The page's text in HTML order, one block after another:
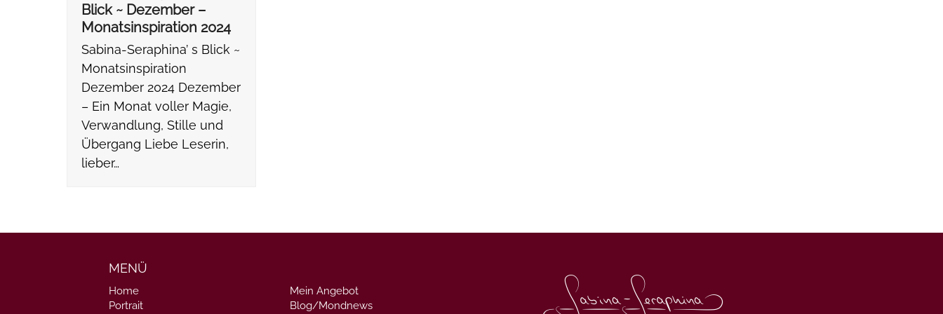
Blick ~ Dezember –
Monatsinspiration 2024
Sabina-Seraphina’ s Blick ~
Monatsinspiration
Dezember 2024 Dezember
– Ein Monat voller Magie,
Verwandlung, Stille und
Übergang Liebe Leserin,
lieber…
MENÜ
Home
Portrait
Mein Angebot
Blog/Mondnews